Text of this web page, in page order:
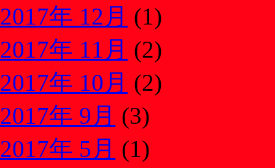
2017年 12月 (1)
2017年 11月 (2)
2017年 10月 (2)
2017年 9月 (3)
2017年 5月 (1)